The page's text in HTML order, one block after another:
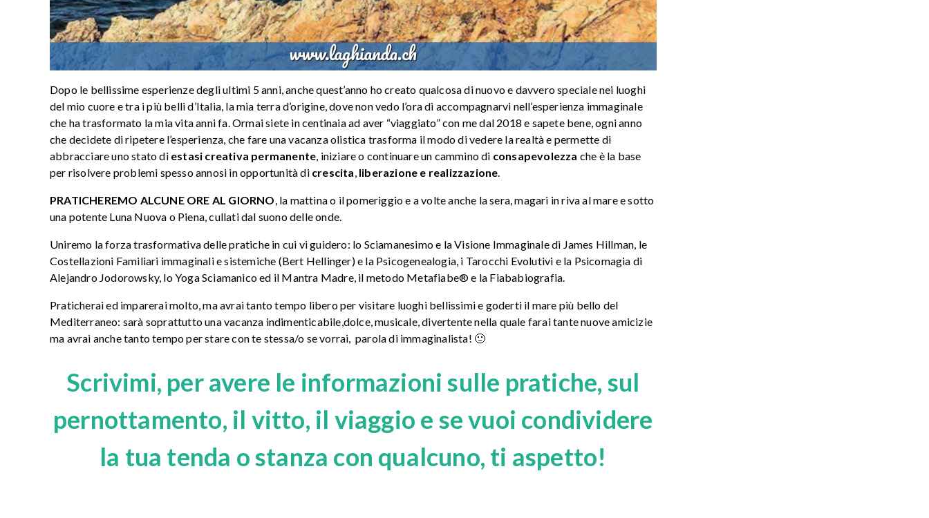
Dopo le bellissime esperienze degli ultimi 5 anni, anche quest’anno ho creato qualcosa di nuovo e davvero speciale nei luoghi
del mio cuore e tra i più belli d’Italia, la mia terra d’origine, dove non vedo l’ora di accompagnarvi nell’esperienza immaginale
che ha trasformato la mia vita anni fa. Ormai siete in centinaia ad aver “viaggiato” con me dal 2018 e sapete bene, ogni anno
che decidete di ripetere l’esperienza, che fare una vacanza olistica trasforma il modo di vedere la realtà e permette di
abbracciare uno stato di estasi creativa permanente , iniziare o continuare un cammino di consapevolezza che è la base
per risolvere problemi spesso annosi in opportunità di crescita liberazione e realizzazione
PRATICHEREMO ALCUNE ORE AL GIORNO , la mattina o il pomeriggio e a volte anche la sera, magari in riva al mare e sotto
una potente Luna Nuova o Piena, cullati dal suono delle onde.
Uniremo la forza trasformativa delle pratiche in cui vi guidero: lo Sciamanesimo e la Visione Immaginale di James Hillman, le
Costellazioni Familiari immaginali e sistemiche (Bert Hellinger) e la Psicogenealogia, i Tarocchi Evolutivi e la Psicomagia di
Alejandro Jodorowsky, lo Yoga Sciamanico ed il Mantra Madre, il metodo Metafiabe® e la Fiababiografia.
Praticherai ed imparerai molto, ma avrai tanto tempo libero per visitare luoghi bellissimi e goderti il mare più bello del
Mediterraneo: sarà soprattutto una vacanza indimenticabile,dolce, musicale, divertente nella quale farai tante nuove amicizie
ma avrai anche tanto tempo per stare con te stessa/o se vorrai, parola di immaginalista! 🙂
Scrivimi, per avere le informazioni sulle pratiche, sul
pernottamento, il vitto, il viaggio e se vuoi condividere
la tua tenda o stanza con qualcuno, ti aspetto!